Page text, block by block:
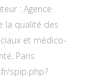
: Agence
la qualité des
et médico-
Paris
spip.php?